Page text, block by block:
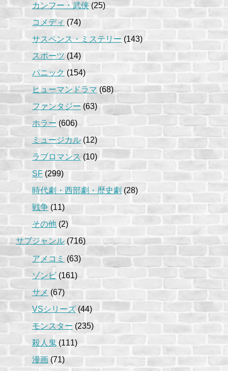
カンフー・武侠 (25)
コメディ (74)
サスペンス・ミステリー (143)
スポーツ (14)
パニック (154)
ヒューマンドラマ (68)
ファンタジー (63)
ホラー (606)
ミュージカル (12)
ラブロマンス (10)
SF (299)
時代劇・西部劇・歴史劇 (28)
戦争 (11)
その他 (2)
サブジャンル (716)
アメコミ (63)
ゾンビ (161)
サメ (67)
VSシリーズ (44)
モンスター (235)
殺人鬼 (111)
漫画 (71)